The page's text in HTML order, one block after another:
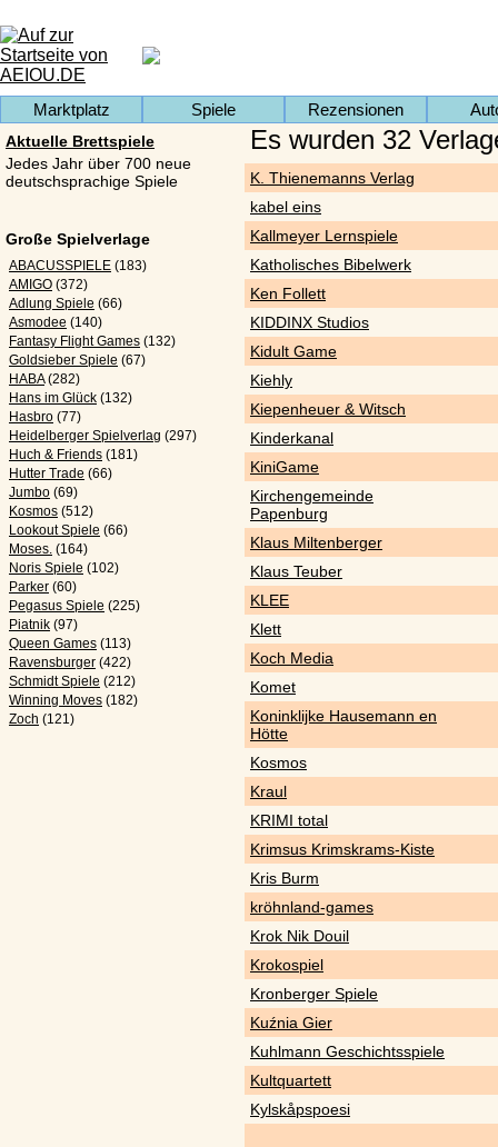
Marktplatz Spiele Rezensionen
Aktuelle Brettspiele
Jedes Jahr über 700 neue
deutschsprachige Spiele
Große Spielverlage
ABACUSSPIELE (183)
AMIGO (372)
Adlung Spiele (66)
Asmodee (140)
Fantasy Flight Games (132)
Goldsieber Spiele (67)
HABA (282)
Hans im Glück (132)
Hasbro (77)
Heidelberger Spielverlag (297)
Huch & Friends (181)
Hutter Trade (66)
Jumbo (69)
Kosmos (512)
Lookout Spiele (66)
Moses. (164)
Noris Spiele (102)
Parker (60)
Pegasus Spiele (225)
Piatnik (97)
Queen Games (113)
Ravensburger (422)
Schmidt Spiele (212)
Winning Moves (182)
Zoch (121)
Es wurden 32
K. Thienemanns Verlag
kabel eins
Kallmeyer Lernspiele
Katholisches Bibelwerk
Ken Follett
KIDDINX Studios
Kidult Game
Kiehly
Kiepenheuer & Witsch
Kinderkanal
KiniGame
Kirchengemeinde
Papenburg
Klaus Miltenberger
Klaus Teuber
KLEE
Klett
Koch Media
Komet
Koninklijke Hausemann en
Hötte
Kosmos
Kraul
KRIMI total
Krimsus Krimskrams-Kiste
Kris Burm
kröhnland-games
Krok Nik Douil
Krokospiel
Kronberger Spiele
Kuźnia Gier
Kuhlmann Geschichtsspiele
Kultquartett
Kylskåpspoesi